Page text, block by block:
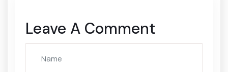
Leave A Comment